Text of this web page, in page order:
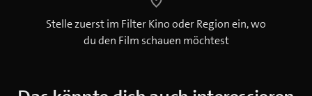
Stelle zuerst im Filter Kino oder Region ein, wo
du den Film schauen möchtest